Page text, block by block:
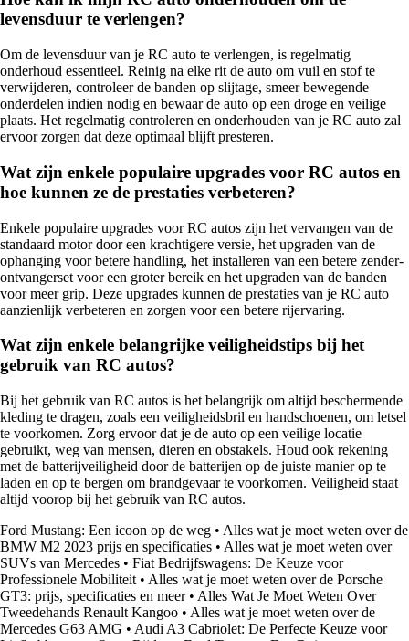
levensduur te verlengen?
Om de levensduur van je RC auto te verlengen, is regelmatig
onderhoud essentieel. Reinig na elke rit de auto om vuil en stof te
verwijderen, controleer de banden op slijtage, smeer bewegende
onderdelen indien nodig en bewaar de auto op een droge en veilige
plaats. Het regelmatig controleren en onderhouden van je RC auto zal
ervoor zorgen dat deze optimaal blijft presteren.
Wat zijn enkele populaire upgrades voor RC autos en
hoe kunnen ze de prestaties verbeteren?
Enkele populaire upgrades voor RC autos zijn het vervangen van de
standaard motor door een krachtigere versie, het upgraden van de
ophanging voor betere handling, het installeren van een betere zender-
ontvangerset voor een groter bereik en het upgraden van de banden
voor meer grip. Deze upgrades kunnen de prestaties van je RC auto
aanzienlijk verbeteren en zorgen voor een betere rijervaring.
Wat zijn enkele belangrijke veiligheidstips bij het
gebruik van RC autos?
Bij het gebruik van RC autos is het belangrijk om altijd beschermende
kleding te dragen, zoals een veiligheidsbril en handschoenen, om letsel
te voorkomen. Zorg ervoor dat je de auto op een veilige locatie
gebruikt, weg van mensen, dieren en obstakels. Houd ook rekening
met de batterijveiligheid door de batterijen op de juiste manier op te
laden en op te bergen om brandgevaar te voorkomen. Veiligheid staat
altijd voorop bij het gebruik van RC autos.
Ford Mustang: Een icoon op de weg • Alles wat je moet weten over de
BMW M2 2023 prijs en specificaties • Alles wat je moet weten over
SUVs van Mercedes • Fiat Bedrijfswagens: De Keuze voor
Professionele Mobiliteit • Alles wat je moet weten over de Porsche
GT3: prijs, specificaties en meer• Alles Wat Je Moet Weten Over
Tweedehands Renault Kangoo • Alles wat je moet weten over de
Mercedes G63 AMG • Audi A3 Cabriolet: De Perfecte Keuze voor